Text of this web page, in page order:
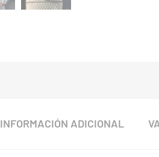
INFORMACIÓN ADICIONAL